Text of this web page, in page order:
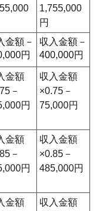
1,755,000
円
金額－
円
収入金額－
400,000円
金額
－
円
収入金額
×0.75－
75,000円
金額
－
円
収入金額
×0.85－
485,000円
金額
収入金額